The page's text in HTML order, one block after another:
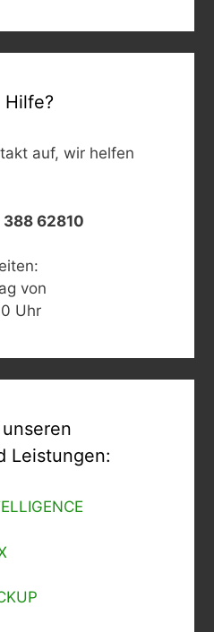
auf, wir helfen
388 62810
von
Uhr
Leistungen: